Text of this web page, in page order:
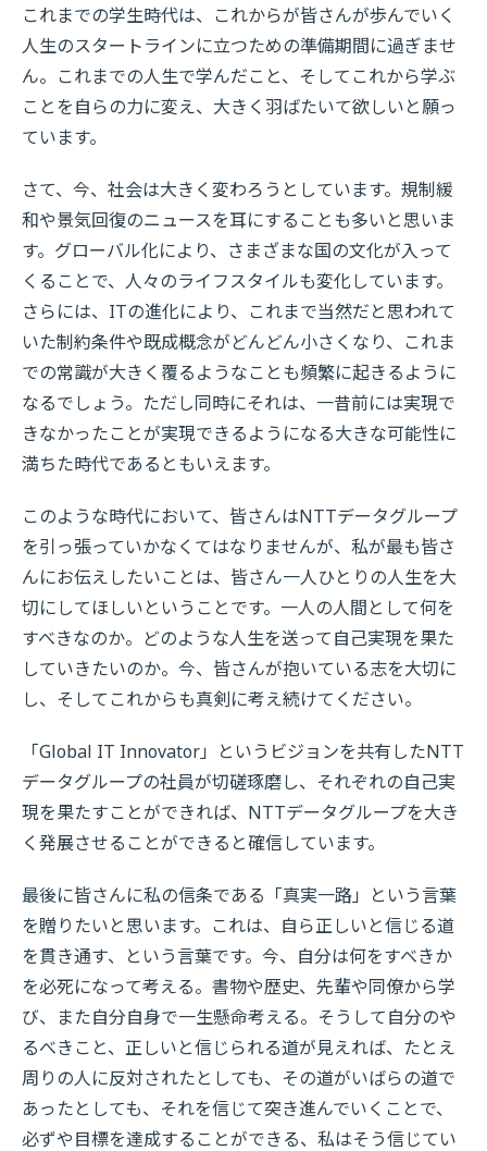
これまでの学生時代は、これからが皆さんが歩んでいく
人生のスタートラインに立つための準備期間に過ぎませ
ん。これまでの人生で学んだこと、そしてこれから学ぶ
ことを自らの力に変え、大きく羽ばたいて欲しいと願っ
ています。
さて、今、社会は大きく変わろうとしています。規制緩
和や景気回復のニュースを耳にすることも多いと思いま
す。グローバル化により、さまざまな国の文化が入って
くることで、人々のライフスタイルも変化しています。
さらには、ITの進化により、これまで当然だと思われて
いた制約条件や既成概念がどんどん小さくなり、これま
での常識が大きく覆るようなことも頻繁に起きるように
なるでしょう。ただし同時にそれは、一昔前には実現で
きなかったことが実現できるようになる大きな可能性に
満ちた時代であるともいえます。
このような時代において、皆さんはNTTデータグループ
を引っ張っていかなくてはなりませんが、私が最も皆さ
んにお伝えしたいことは、皆さん一人ひとりの人生を大
切にしてほしいということです。一人の人間として何を
すべきなのか。どのような人生を送って自己実現を果た
していきたいのか。今、皆さんが抱いている志を大切に
し、そしてこれからも真剣に考え続けてください。
「Global IT Innovator」というビジョンを共有したNTT
データグループの社員が切磋琢磨し、それぞれの自己実
現を果たすことができれば、NTTデータグループを大き
く発展させることができると確信しています。
最後に皆さんに私の信条である「真実一路」という言葉
を贈りたいと思います。これは、自ら正しいと信じる道
を貫き通す、という言葉です。今、自分は何をすべきか
を必死になって考える。書物や歴史、先輩や同僚から学
び、また自分自身で一生懸命考える。そうして自分のや
るべきこと、正しいと信じられる道が見えれば、たとえ
周りの人に反対されたとしても、その道がいばらの道で
あったとしても、それを信じて突き進んでいくことで、
必ずや目標を達成することができる、私はそう信じてい